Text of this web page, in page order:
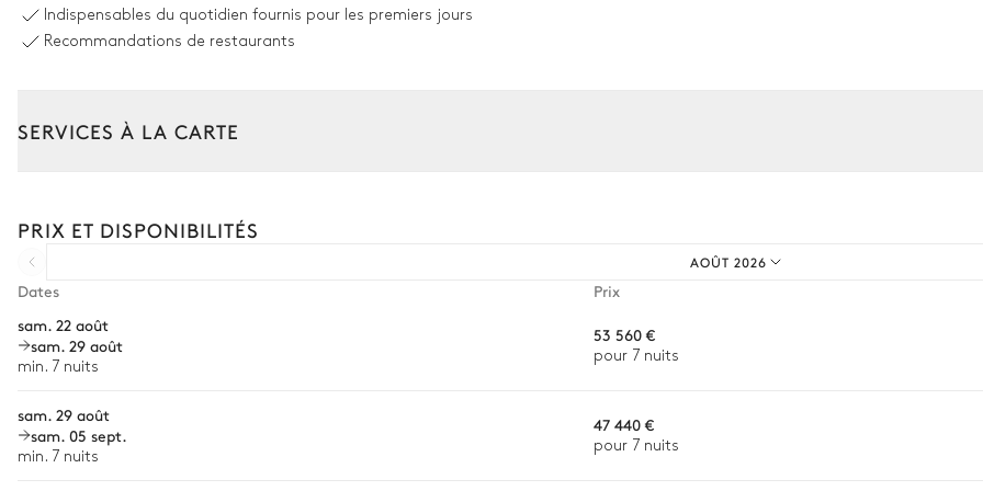
14 Transats
Salle à manger extérieure
Jardin
Avec pelouse
Pergola
Indispensables du quotidien fournis pour les premiers jours
Recommandations de restaurants
SERVICES À LA CARTE
Courses livrées avant l'arrivée
Chef à domicile
Personnel de maison supplémentaire
Babysitter
PRIX ET DISPONIBILITÉS
AOÛT 2026
Dates
Prix
sam. 22 août
sam. 29 août
min. 7 nuits
53 560 €
pour 7 nuits
sam. 29 août
sam. 05 sept.
min. 7 nuits
47 440 €
pour 7 nuits